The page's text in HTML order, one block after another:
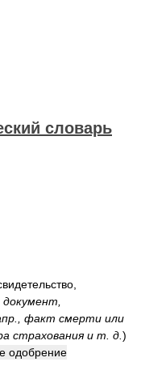
словарь
факт смерти или
страхования и т. д. )
одобрение